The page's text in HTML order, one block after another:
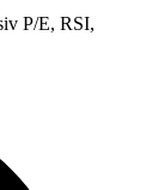
P/E, RSI,